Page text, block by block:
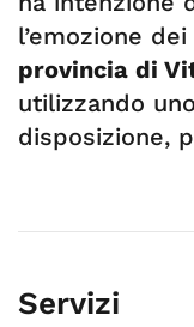
l’emozione
provincia di
utilizzando
disposizione,
Servizi